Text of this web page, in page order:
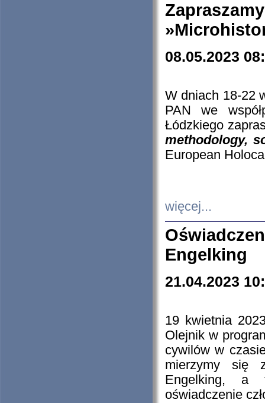
08.05.2023
W dniach 18-22
PAN we
Łódzkiego
methodology,
European
więcej...
Engelking
21.04.2023
19 kwietnia
Olejnik w
cywilów w
mierzymy się
Engelking, a
oświadczenie